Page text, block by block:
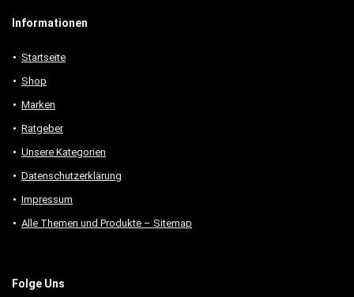
Informationen
Startseite
Shop
Marken
Ratgeber
Unsere Kategorien
Datenschutzerklärung
Impressum
Alle Themen und Produkte – Sitemap
Folge Uns